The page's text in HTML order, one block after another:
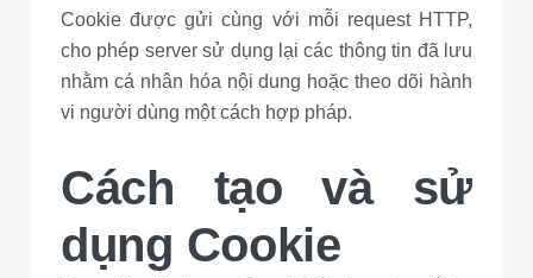
Cookie được gửi cùng với mỗi request HTTP,
cho phép server sử dụng lại các thông tin đã lưu
nhằm cá nhân hóa nội dung hoặc theo dõi hành
vi người dùng một cách hợp pháp.
Cách tạo và sử
dụng Cookie